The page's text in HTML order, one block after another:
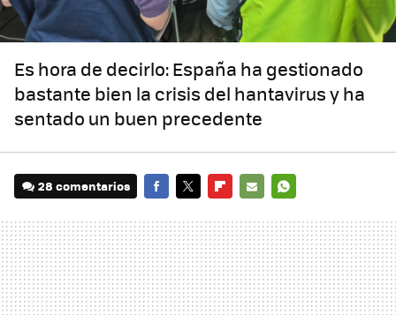
Es hora de decirlo: España ha gestionado
bastante bien la crisis del hantavirus y ha
sentado un buen precedente
28 comentarios
MAIL